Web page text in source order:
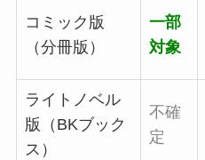
コミック版
（分冊版）
一部
対象
ライトノベル
版（BKブック
ス）
不確
定